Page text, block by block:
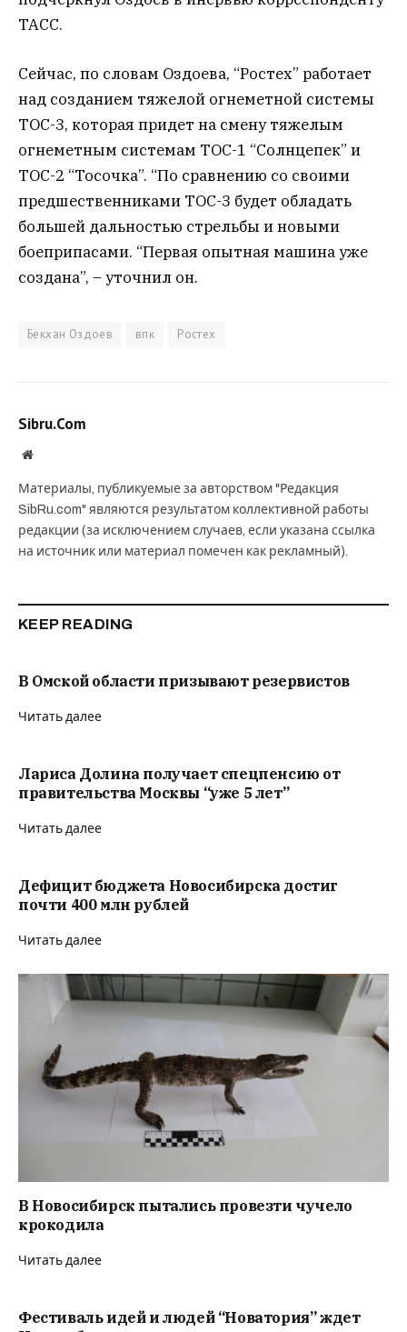
ТАСС.
Сейчас, по словам Оздоева, “Ростех” работает
над созданием тяжелой огнеметной системы
ТОС-3, которая придет на смену тяжелым
огнеметным системам ТОС-1 “Солнцепек” и
ТОС-2 “Тосочка”. “По сравнению со своими
предшественниками ТОС-3 будет обладать
большей дальностью стрельбы и новыми
боеприпасами. “Первая опытная машина уже
создана”, – уточнил он.
Бекхан Оздоев впк Ростех
Sibru.Com
Website
Материалы, публикуемые за авторством "Редакция
SibRu.com" являются результатом коллективной работы
редакции (за исключением случаев, если указана ссылка
на источник или материал помечен как рекламный).
KEEP READING
В Омской области призывают резервистов
Читать далее
Лариса Долина получает спецпенсию от
правительства Москвы “уже 5 лет”
Читать далее
Дефицит бюджета Новосибирска достиг
почти 400 млн рублей
Читать далее
В Новосибирск пытались провезти чучело
крокодила
Читать далее
Фестиваль идей и людей “Новатория” ждет